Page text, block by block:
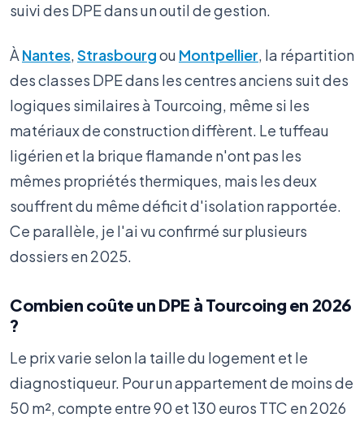
suivi des DPE dans un outil de gestion.
À Nantes,Strasbourgou Montpellier, la répartition
des classes DPE dans les centres anciens suit des
logiques similaires à Tourcoing, même si les
matériaux de construction diffèrent. Le tuffeau
ligérien et la brique flamande n'ont pas les
mêmes propriétés thermiques, mais les deux
souffrent du même déficit d'isolation rapportée.
Ce parallèle, je l'ai vu confirmé sur plusieurs
dossiers en 2025.
Combien coûte un DPE à Tourcoing en 2026
?
Le prix varie selon la taille du logement et le
diagnostiqueur. Pour un appartement de moins de
50 m², compte entre 90 et 130 euros TTC en 2026